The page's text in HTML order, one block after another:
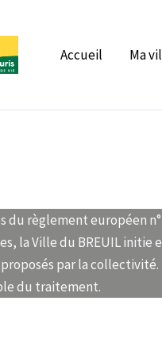
Accueil Ma
du règlement européen
la Ville du BREUIL
par la
du traitement.